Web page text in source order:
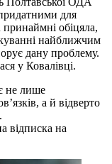
для
обіцяла,
найближчим
дану проблему.
у Ковалівці.
не лише
а й відверто
відписка на